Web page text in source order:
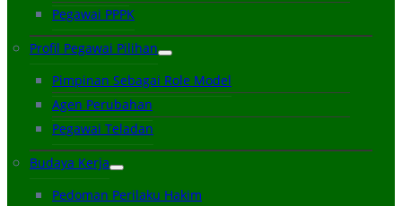
Pegawai PPPK
Profil Pegawai Pilihan
Pimpinan Sebagai Role Model
Agen Perubahan
Pegawai Teladan
Budaya Kerja
Pedoman Perilaku Hakim